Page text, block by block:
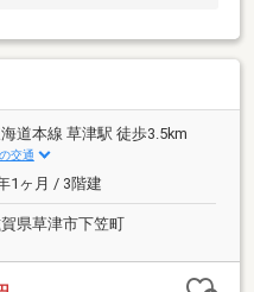
道本線 草津駅 徒歩3.5km
交通
1ヶ月 / 3階建
県草津市下笠町